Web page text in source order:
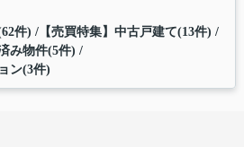
件) 【売買特集】中古戸建て(13件)
み物件(5件)
ン(3件)